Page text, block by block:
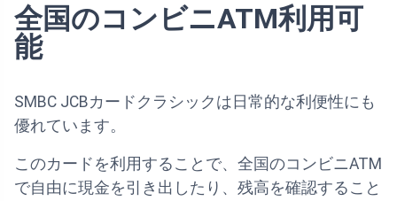
全国のコンビニATM利用可
能
SMBC JCBカードクラシックは日常的な利便性にも
優れています。
このカードを利用することで、全国のコンビニATM
で自由に現金を引き出したり、残高を確認すること